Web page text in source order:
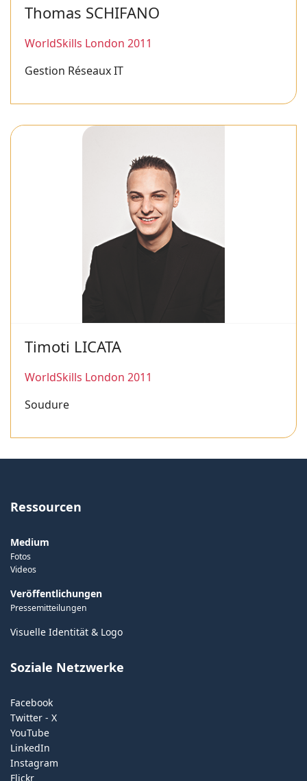
Thomas SCHIFANO
WorldSkills London 2011
Gestion Réseaux IT
Timoti LICATA
WorldSkills London 2011
Soudure
Ressourcen
Medium
Fotos
Videos
Veröffentlichungen
Pressemitteilungen
Visuelle Identität & Logo
Soziale Netzwerke
Facebook
Twitter - X
YouTube
LinkedIn
Instagram
Flickr